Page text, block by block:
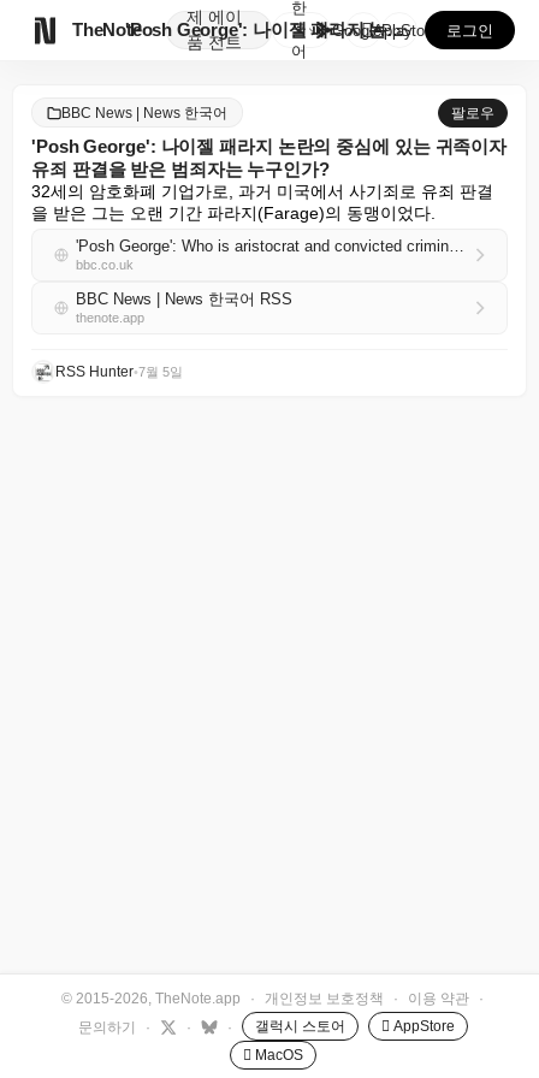
TheNote
제
품
에이
전트
'Posh George': 나이젤 패라지 논란의 중심에...
한
국
어
GooglePlay
AppStore 로그인
BBC News | News 한국어 팔로우
'Posh George': 나이젤 패라지 논란의 중심에 있는 귀족이자
유죄 판결을 받은 범죄자는 누구인가?
32세의 암호화폐 기업가로, 과거 미국에서 사기죄로 유죄 판결
을 받은 그는 오랜 기간 파라지(Farage)의 동맹이었다.
'Posh George': Who is aristocrat and convicted criminal at heart of Farage controversy?
bbc.co.uk
BBC News | News 한국어 RSS
thenote.app
RSS Hunter•7월 5일
© 2015-2026, TheNote.app · 개인정보 보호정책 · 이용 약관
·
문의하기
· · · 갤럭시 스토어
 AppStore
 MacOS